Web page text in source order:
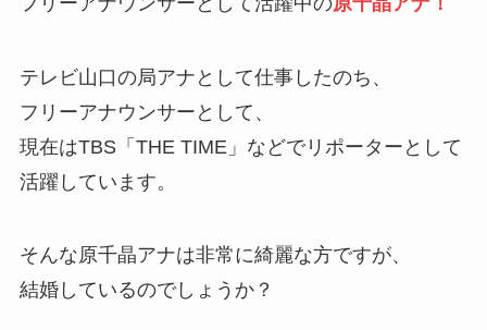
テレビ山口の局アナとして仕事したのち、
フリーアナウンサーとして、
現在はTBS「THE TIME」などでリポーターとして
活躍しています。
そんな原千晶アナは非常に綺麗な方ですが、
結婚しているのでしょうか？